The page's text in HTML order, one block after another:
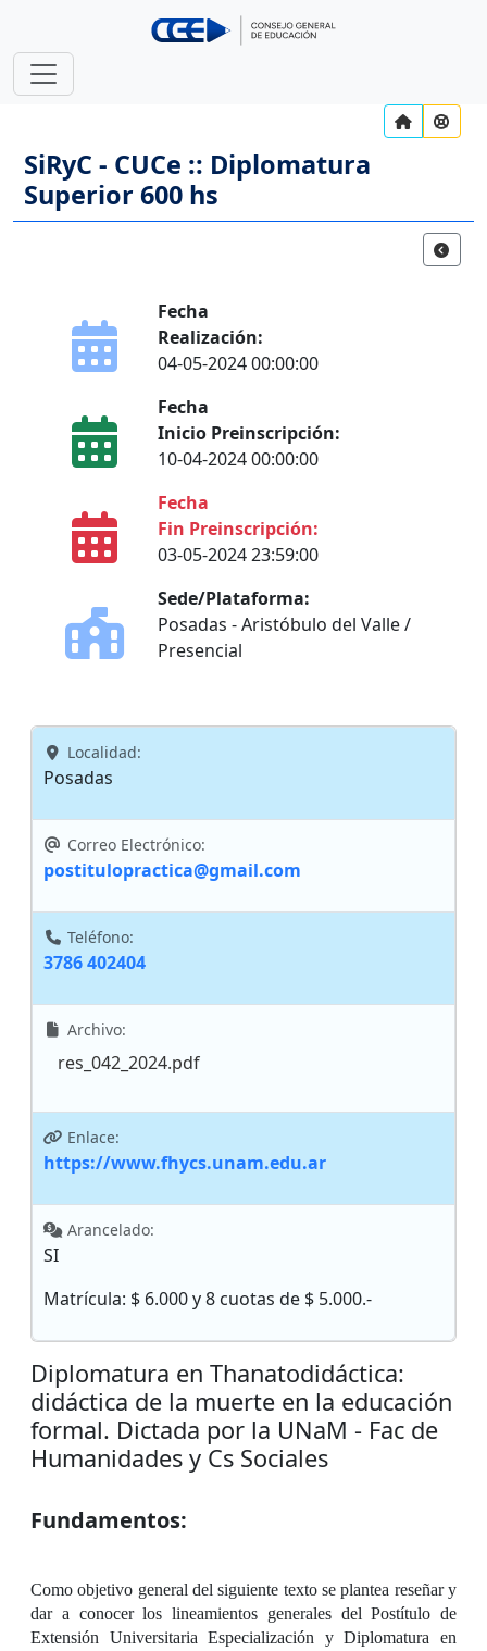
SiRyC - CUCe :: Diplomatura
Superior 600 hs
Fecha
Realización:
04-05-2024 00:00:00
Fecha
Inicio Preinscripción:
10-04-2024 00:00:00
Fecha
Fin Preinscripción:
03-05-2024 23:59:00
Sede/Plataforma:
Posadas - Aristóbulo del Valle /
Presencial
Diplomatura en Thanatodidáctica:
didáctica de la muerte en la educación
formal. Dictada por la UNaM - Fac de
Humanidades y Cs Sociales
Fundamentos:
Como objetivo general del siguiente texto se plantea reseñar y
dar a conocer los lineamientos generales del Postítulo de
Extensión Universitaria Especialización y Diplomatura en
Localidad:
Posadas
Correo Electrónico:
postitulopractica@gmail.com
Teléfono:
3786 402404
Archivo:
res_042_2024.pdf
Enlace:
https://www.fhycs.unam.edu.ar
Arancelado:
SI
Matrícula: $ 6.000 y 8 cuotas de $ 5.000.-